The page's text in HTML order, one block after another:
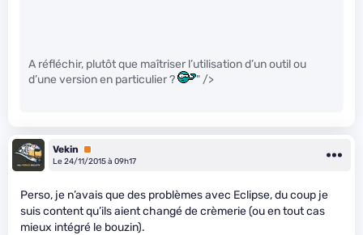
A réfléchir, plutôt que maîtriser l’utilisation d’un outil ou
d’une version en particulier ?
" />
Vekin
Premium
Le 24/11/2015 à 09h17
Perso, je n’avais que des problèmes avec Eclipse, du coup je
suis content qu’ils aient changé de crèmerie (ou en tout cas
mieux intégré le bouzin).